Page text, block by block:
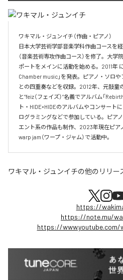
ワキマル・ジュンイチ（作曲・ピアノ）
日本大学芸術学部音楽学科作曲コースを
（音楽芸術専攻作曲コース）を修了。大
ポートをメインに活動を始める。2011年
Chamber music」を発表。ピアノ・ソロ
との四重奏などを収録。2012年、元鼓童
と”feiz（フェイズ）”名義でアルバム「
ト・HIDE×HIDEのアルバムやコンサート
ログラミングなどで参加している。ピア
エント系の作品も制作、2023年現在ピア
warp jam（ワープ・ジャム）で活動中。
ワキマル・ジュンイチの他のリリー
https://
https://note.mu/
https://www.youtube.com/